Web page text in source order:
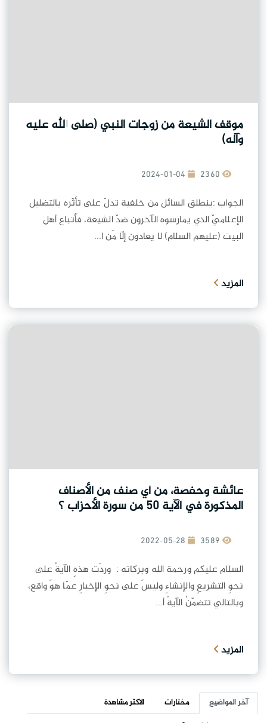
موقف الشيعة من زوجات النبي (صلى الله عليه
وآله)
2024-01-04
الجواب :ينطلق السائل من خلفية تدلّ على تأثّره بالتضليل
الإعلاميّ الذي يمارسوه الآخرون ضدّ الشيعة، فأتباع أهل
البيت (عليهم السلام) لا يعادون إلّا مَن ا...
المزيد
عائشة وحفصة، من أي صنف من الأصناف
المذكورة في الآية ٥٠ من سورة الأحزاب ؟
2022-05-28
السلام عليكم ورحمة الله وبركاته : وردَت هذهِ الآيةُ على
نحوِ التشريعِ والإنشاءِ وليسَ على نحوِ الإخبارِ عمّا هوَ واقع،
وبالتالي تتضمّنُ الآيةُ أ...
المزيد
آخر المواضيع مختارات
الاكثر مشاهدة